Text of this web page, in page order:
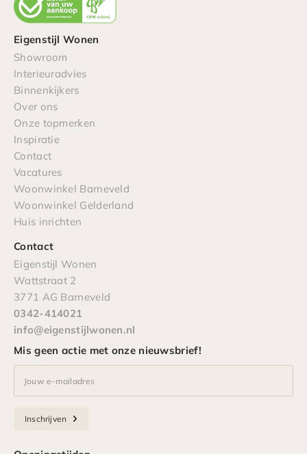
Eigenstijl Wonen
Showroom
Interieuradvies
Binnenkijkers
Over ons
Onze topmerken
Inspiratie
Contact
Vacatures
Woonwinkel Barneveld
Woonwinkel Gelderland
Huis inrichten
Contact
Eigenstijl Wonen
Wattstraat 2
3771 AG Barneveld
0342-414021
info@eigenstijlwonen.nl
Mis geen actie met onze nieuwsbrief!
Jouw e-mailadres
Inschrijven